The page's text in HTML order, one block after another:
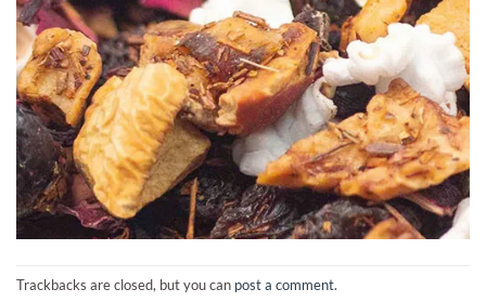
Trackbacks are closed, but you can post a comment.